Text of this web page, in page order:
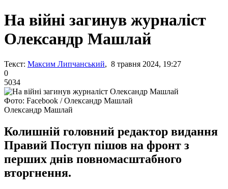
На війні загинув журналіст
Олександр Машлай
Текст: Максим Липчанський, 8 травня 2024, 19:27
0
5034
Фото: Facebook / Олександр Машлай
Олександр Машлай
Колишній головний редактор видання
Правий Поступ пішов на фронт з
перших днів повномасштабного
вторгнення.